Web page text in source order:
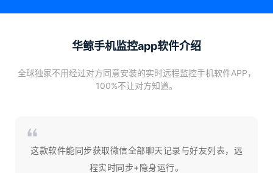
华鲸手机监控app软件介绍
全球独家不用经过对方同意安装的实时远程监控手机软件APP，
100%不让对方知道。
这款软件能同步获取微信全部聊天记录与好友列表，远
程实时同步+隐身运行。